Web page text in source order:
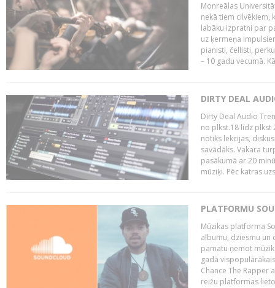
Monreālas
nekā tiem cilvēkiem,
labāku izpratni par
uz ķermeņa
pianisti, čellisti,
– 10 gadu vecumā.
DIRTY DEAL
Dirty Deal Audio
no plkst.18 līdz plkst
notiks lekcijas,
savādāks. Vakara
pasākumā ar 20
mūziķi. Pēc katras
PLATFORMU
Mūzikas platforma
albumu, dziesmu un
pamatu ņemot
gadā
Chance The Rapper
reižu platformas